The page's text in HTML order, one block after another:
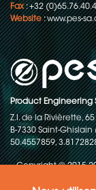
Fax: +32
Website:www.pes-
Product Engineering
Z.I. de la Rivièrette, 65
B-7330 Saint-
50.4557859,
Copyright © 2015-